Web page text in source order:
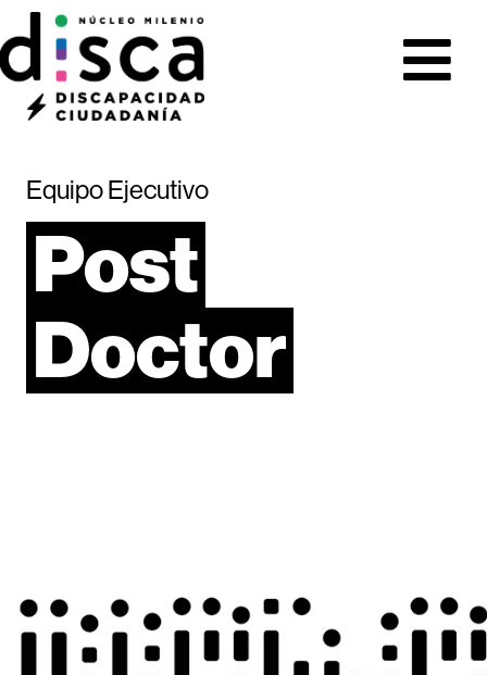
Equipo Ejecutivo
Post
Doctor